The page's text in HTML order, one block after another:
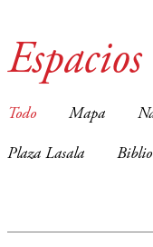
Todo Mapa
Plaza Lasala